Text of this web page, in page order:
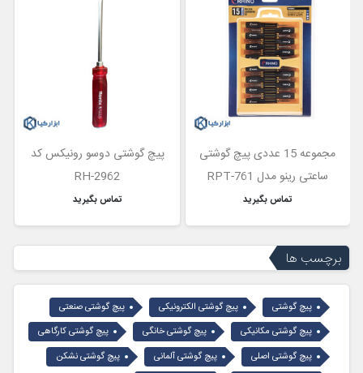
مجموعه 15 عددی پیچ گوشتی
ساعتی رینو مدل RPT-761
تماس بگیرید
پیچ گوشتی دوسو رونیکس کد
RH-2962
تماس بگیرید
برچسب ها
پیچ گوشتی پیچ گوشتی الکترونیکی
پیچ گوشتی صنعتی
پیچ گوشتی مکانیکی
پیچ گوشتی خانگی
پیچ گوشتی کارگاهی
پیچ گوشتی اصلی
پیچ گوشتی آلمانی
پیچ گوشتی نشکن